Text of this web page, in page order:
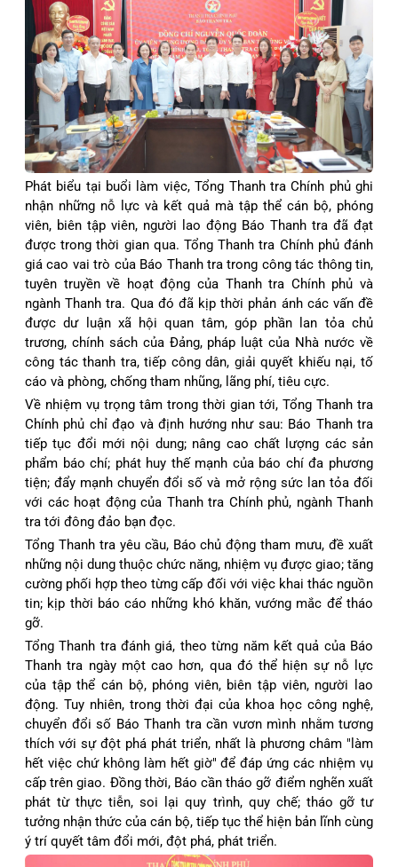
Phát biểu tại buổi làm việc, Tổng Thanh tra Chính phủ ghi
nhận những nỗ lực và kết quả mà tập thể cán bộ, phóng
viên, biên tập viên, người lao động Báo Thanh tra đã đạt
được trong thời gian qua. Tổng Thanh tra Chính phủ đánh
giá cao vai trò của Báo Thanh tra trong công tác thông tin,
tuyên truyền về hoạt động của Thanh tra Chính phủ và
ngành Thanh tra. Qua đó đã kịp thời phản ánh các vấn đề
được dư luận xã hội quan tâm, góp phần lan tỏa chủ
trương, chính sách của Đảng, pháp luật của Nhà nước về
công tác thanh tra, tiếp công dân, giải quyết khiếu nại, tố
cáo và phòng, chống tham nhũng, lãng phí, tiêu cực.
Về nhiệm vụ trọng tâm trong thời gian tới, Tổng Thanh tra
Chính phủ chỉ đạo và định hướng như sau: Báo Thanh tra
tiếp tục đổi mới nội dung; nâng cao chất lượng các sản
phẩm báo chí; phát huy thế mạnh của báo chí đa phương
tiện; đẩy mạnh chuyển đổi số và mở rộng sức lan tỏa đối
với các hoạt động của Thanh tra Chính phủ, ngành Thanh
tra tới đông đảo bạn đọc.
Tổng Thanh tra yêu cầu, Báo chủ động tham mưu, đề xuất
những nội dung thuộc chức năng, nhiệm vụ được giao; tăng
cường phối hợp theo từng cấp đối với việc khai thác nguồn
tin; kịp thời báo cáo những khó khăn, vướng mắc để tháo
gỡ.
Tổng Thanh tra đánh giá, theo từng năm kết quả của Báo
Thanh tra ngày một cao hơn, qua đó thể hiện sự nỗ lực
của tập thể cán bộ, phóng viên, biên tập viên, người lao
động. Tuy nhiên, trong thời đại của khoa học công nghệ,
chuyển đổi số Báo Thanh tra cần vươn mình nhằm tương
thích với sự đột phá phát triển, nhất là phương châm "làm
hết việc chứ không làm hết giờ" để đáp ứng các nhiệm vụ
cấp trên giao. Đồng thời, Báo cần tháo gỡ điểm nghẽn xuất
phát từ thực tiễn, soi lại quy trình, quy chế; tháo gỡ tư
tưởng nhận thức của cán bộ, tiếp tục thể hiện bản lĩnh cùng
ý trí quyết tâm đổi mới, đột phá, phát triển.